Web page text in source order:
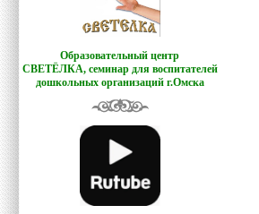
Образовательный центр
СВЕТЁЛКА, семинар для воспитателей
дошкольных организаций г.Омска